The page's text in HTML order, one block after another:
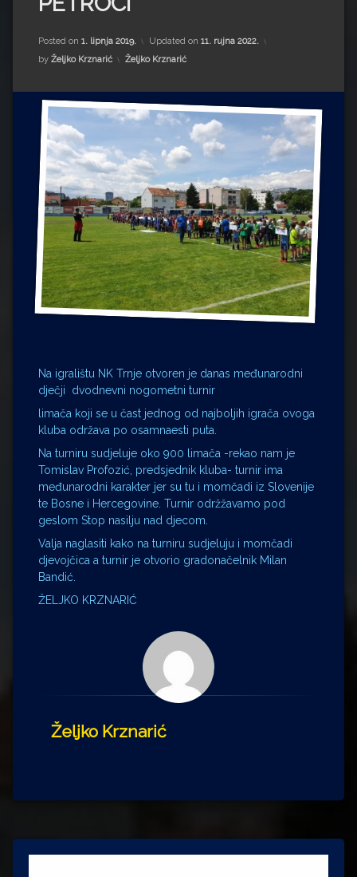
Impressum
Milenko Strižak
Drugi autori
Drugi autori
Ljiljana Lekanić-Kljaić
Željko Krznarić
Mario Lovreković
Miroslav Šantek
Posted on 1. lipnja 2019. Updated on 11. rujna 2022.
by Željko Krznarić Kategorije:
Željko Krznarić
Na igralištu NK Trnje otvoren je danas međunarodni
dječji dvodnevni nogometni turnir
limača koji se u čast jednog od najboljih igrača ovoga
kluba održava po osamnaesti puta.
Na turniru sudjeluje oko 900 limača -rekao nam je
Tomislav Profozić, predsjednik kluba- turnir ima
međunarodni karakter jer su tu i momčadi iz Slovenije
te Bosne i Hercegovine. Turnir održžavamo pod
geslom Stop nasilju nad djecom.
Valja naglasiti kako na turniru sudjeluju i momčadi
djevojčica a turnir je otvorio gradonačelnik Milan
Bandić.
ŽELJKO KRZNARIĆ
Željko Krznarić